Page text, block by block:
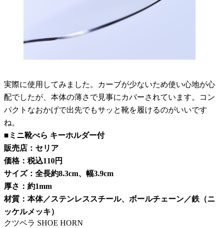
実際に使用してみました。カーブが少ないため使い心地が心
配でしたが、本体の薄さで見事にカバーされています。コン
パクトなおかげで出先でもサッと靴を履けるのがいいです
ね。
■ミニ靴べら キーホルダー付
販売店：セリア
価格：税込110円
サイズ：全長約8.3cm、幅3.9cm
厚さ：約1mm
材質：本体／ステンレススチール、ボールチェーン／鉄（ニ
ッケルメッキ）
クツベラ SHOE HORN